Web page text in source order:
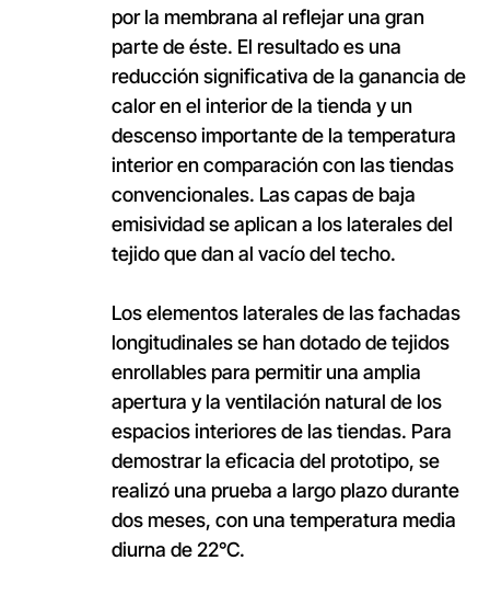
por la membrana al reflejar una gran
parte de éste. El resultado es una
reducción significativa de la ganancia de
calor en el interior de la tienda y un
descenso importante de la temperatura
interior en comparación con las tiendas
convencionales. Las capas de baja
emisividad se aplican a los laterales del
tejido que dan al vacío del techo.
Los elementos laterales de las fachadas
longitudinales se han dotado de tejidos
enrollables para permitir una amplia
apertura y la ventilación natural de los
espacios interiores de las tiendas. Para
demostrar la eficacia del prototipo, se
realizó una prueba a largo plazo durante
dos meses, con una temperatura media
diurna de 22°C.